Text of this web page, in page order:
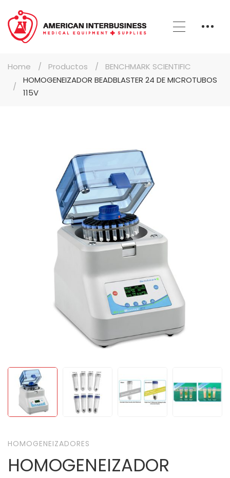
Home Productos
BENCHMARK SCIENTIFIC
HOMOGENEIZADOR BEADBLASTER 24 DE MICROTUBOS
115V
HOMOGENEIZADORES
HOMOGENEIZADOR